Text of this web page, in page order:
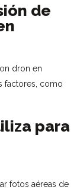
de
dron en
factores, como
para
fotos aéreas de